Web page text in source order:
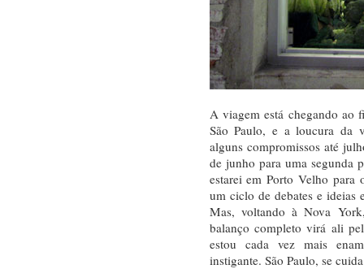
A viagem está chegando ao
São Paulo, e a loucura da
alguns compromissos até
de junho para uma segunda
estarei em Porto Velho para
um ciclo de debates e
Mas, voltando à Nova
balanço completo virá ali
estou cada vez mais
instigante. São Paulo, se